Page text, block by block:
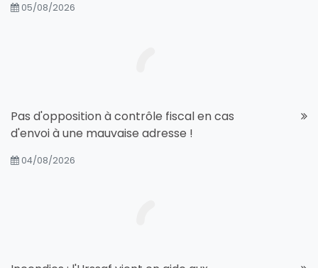
05/08/2026
Pas d'opposition à contrôle fiscal en cas
d'envoi à une mauvaise adresse !
04/08/2026